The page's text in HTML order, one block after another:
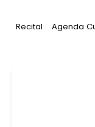
Tag:
Recital Tag:
Agenda